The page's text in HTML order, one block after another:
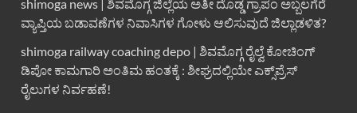
shimoga news | ಶಿವಮೊಗ್ಗ ಜಿಲ್ಲೆಯ ಅತೀ ದೊಡ್ಡ ಗ್ರಾಪಂ ಅಬ್ಬಲಗೆರೆ
ವ್ಯಾಪ್ತಿಯ ಬಡಾವಣೆಗಳ ನಿವಾಸಿಗಳ ಗೋಳು ಆಲಿಸುವುದೆ ಜಿಲ್ಲಾಡಳಿತ?
shimoga railway coaching depo | ಶಿವಮೊಗ್ಗ ರೈಲ್ವೆ ಕೋಚಿಂಗ್
ಡಿಪೋ ಕಾಮಗಾರಿ ಅಂತಿಮ ಹಂತಕ್ಕೆ : ಶೀಘ್ರದಲ್ಲಿಯೇ ಎಕ್ಸ್‌ಪ್ರೆಸ್
ರೈಲುಗಳ ನಿರ್ವಹಣೆ!